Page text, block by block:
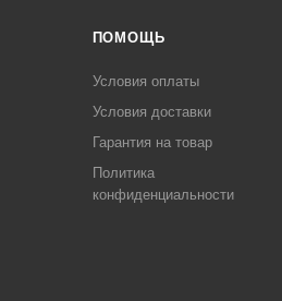
ПОМОЩЬ
Условия оплаты
Условия доставки
Гарантия на товар
Политика
конфиденциальности